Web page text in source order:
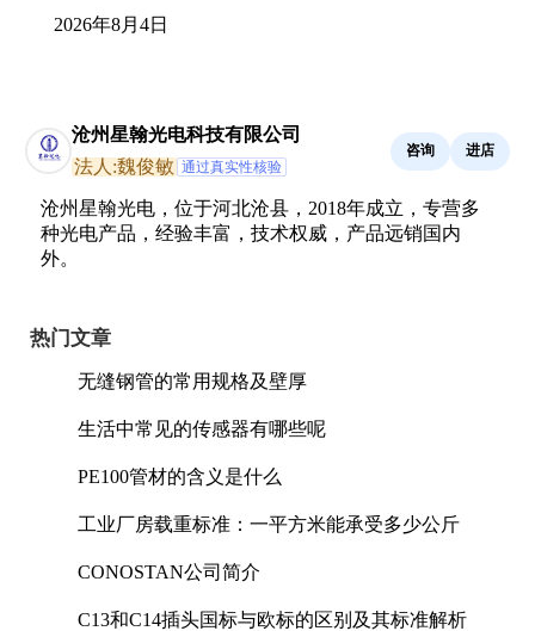
2026年8月4日
沧州星翰光电科技有限公司
法人:魏俊敏 通过真实性核验
咨询 进店
沧州星翰光电，位于河北沧县，2018年成立，专营多
种光电产品，经验丰富，技术权威，产品远销国内
外。
热门文章
无缝钢管的常用规格及壁厚
生活中常见的传感器有哪些呢
PE100管材的含义是什么
工业厂房载重标准：一平方米能承受多少公斤
CONOSTAN公司简介
C13和C14插头国标与欧标的区别及其标准解析